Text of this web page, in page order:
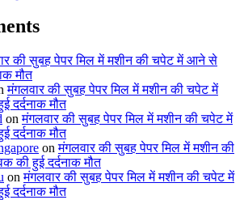
की सुबह पेपर मिल में मशीन की चपेट में आने से
मौत
मंगलवार की सुबह पेपर मिल में मशीन की चपेट में
मौत
onमंगलवार की सुबह पेपर मिल में मशीन की चपेट में
मौत
onमंगलवार की सुबह पेपर मिल में मशीन की
की हुई दर्दनाक मौत
onमंगलवार की सुबह पेपर मिल में मशीन की चपेट में
मौत